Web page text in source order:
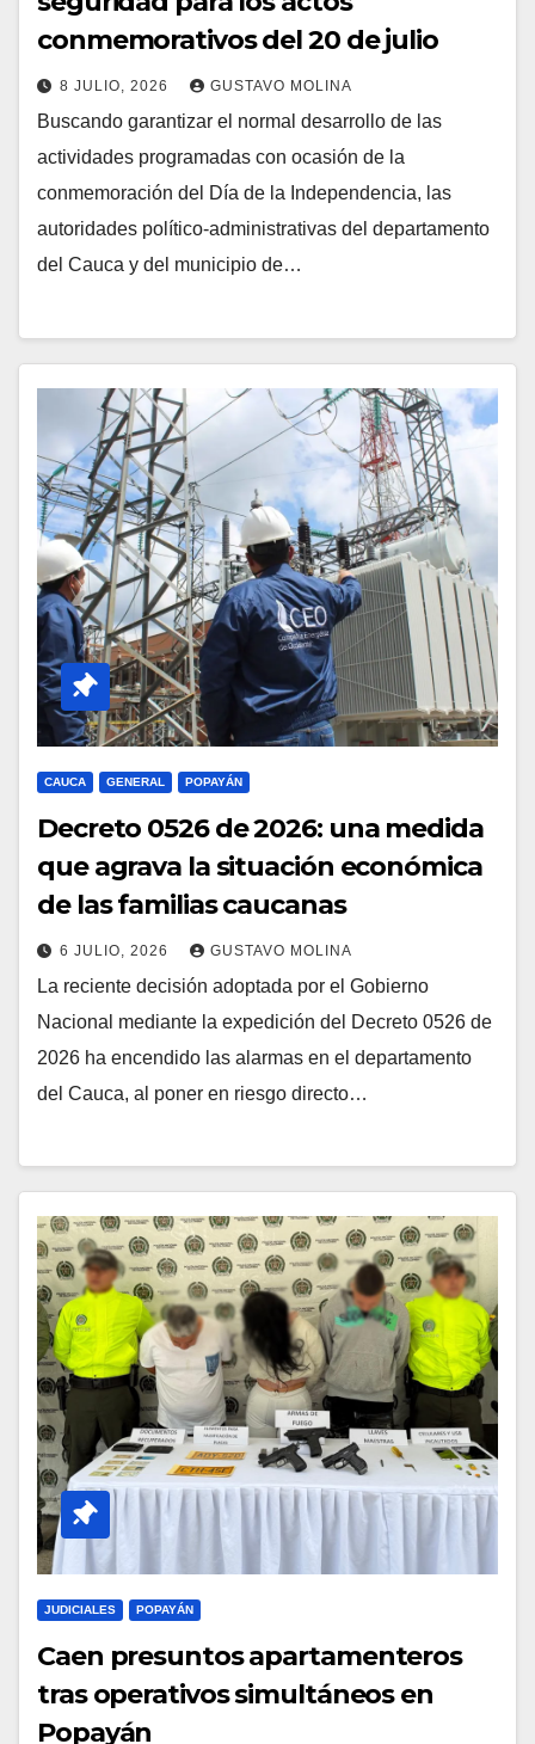
conmemorativos del 20 de julio
8 JULIO, 2026 GUSTAVO MOLINA
Buscando garantizar el normal desarrollo de las
actividades programadas con ocasión de la
conmemoración del Día de la Independencia, las
autoridades político-administrativas del departamento
del Cauca y del municipio de…
CAUCA GENERAL POPAYÁN
Decreto 0526 de 2026: una medida
que agrava la situación económica
de las familias caucanas
6 JULIO, 2026 GUSTAVO MOLINA
La reciente decisión adoptada por el Gobierno
Nacional mediante la expedición del Decreto 0526 de
2026 ha encendido las alarmas en el departamento
del Cauca, al poner en riesgo directo…
JUDICIALES POPAYÁN
Caen presuntos apartamenteros
tras operativos simultáneos en
Popayán